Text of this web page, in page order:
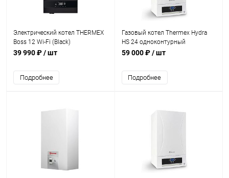
Электрический котел THERMEX
Boss 12 Wi-Fi (Black)
39 990 ₽/ шт
Подробнее
Газовый котел Thermex Hydra
HS 24 одноконтурный
59 000 ₽/ шт
Подробнее